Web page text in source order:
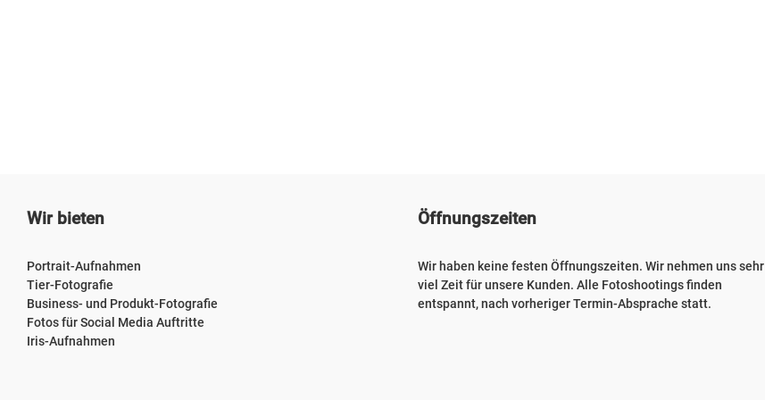
Wir bieten
Portrait-Aufnahmen
Tier-Fotografie
Business- und Produkt-Fotografie
Fotos für Social Media Auftritte
Iris-Aufnahmen
Öffnungszeiten
Wir haben keine festen Öffnungszeiten. Wir nehmen uns sehr
viel Zeit für unsere Kunden. Alle Fotoshootings finden
entspannt, nach vorheriger Termin-Absprache statt.